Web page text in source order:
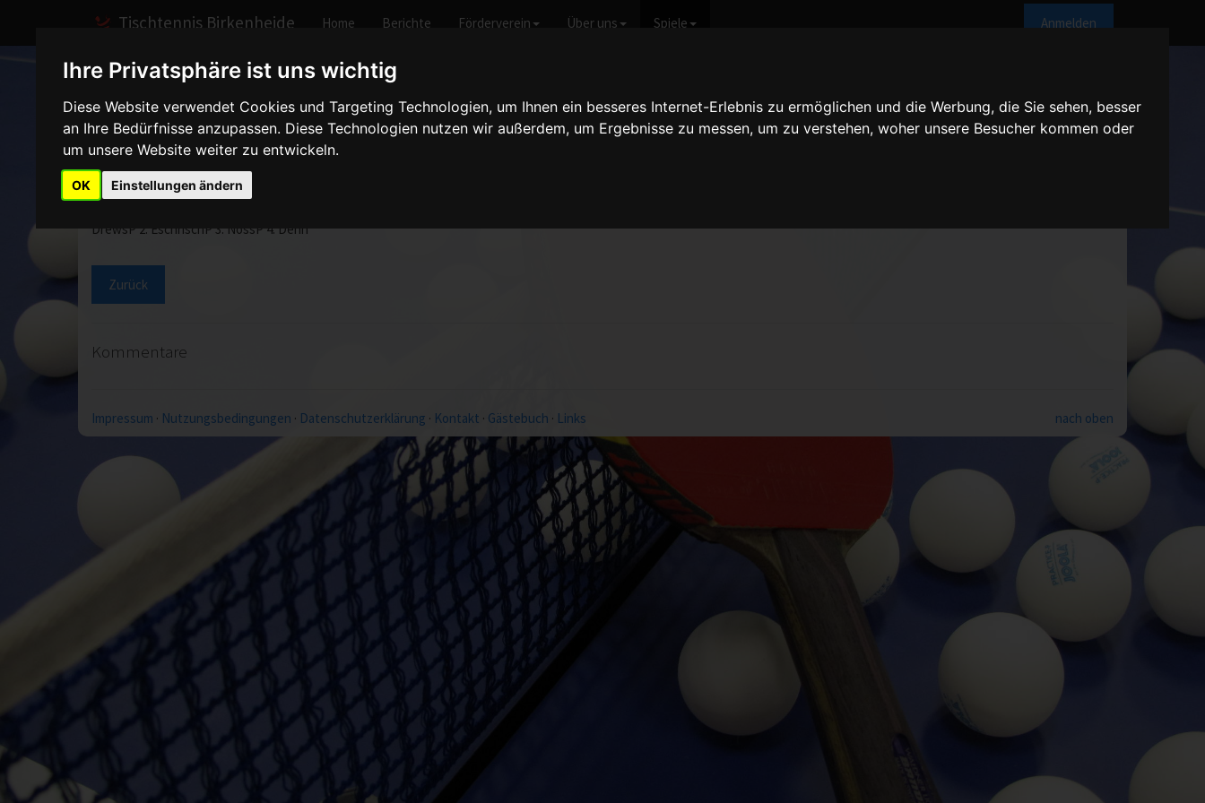
Ihre Privatsphäre ist uns wichtig
Diese Website verwendet Cookies und Targeting Technologien, um Ihnen ein besseres Internet-Erlebnis zu ermöglichen und die Werbung, die Sie sehen, besser
an Ihre Bedürfnisse anzupassen. Diese Technologien nutzen wir außerdem, um Ergebnisse zu messen, um zu verstehen, woher unsere Besucher kommen oder
um unsere Website weiter zu entwickeln.
OK Einstellungen ändern
Tischtennis Birkenheide Anmelden
Home Berichte Förderverein Über uns Spiele
Home Spiele 2004/2005 Jungen II Spielbericht anzeigen
Jungen II - SV Kirchheimbolanden - 6:1
DrewsP 2: EschrischP 3: NossP 4: Dehn
Zurück
Kommentare
nach oben
Impressum · Nutzungsbedingungen · Datenschutzerklärung · Kontakt · Gästebuch · Links